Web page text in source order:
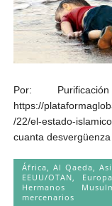
Por:
https://
/22/el-estado-
cuanta
África Al Qaeda
EEUU/OTAN
Europa
Hermanos
mercenarios